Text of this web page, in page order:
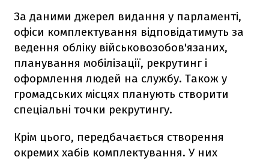
За даними джерел видання у парламенті,
офіси комплектування відповідатимуть за
ведення обліку військовозобов'язаних,
планування мобілізації, рекрутинг і
оформлення людей на службу. Також у
громадських місцях планують створити
спеціальні точки рекрутингу.
Крім цього, передбачається створення
окремих хабів комплектування. У них